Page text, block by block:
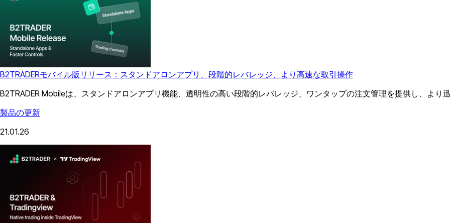
B2TRADERモバイル版リリース：スタンドアロンアプリ、段階的レバレッジ、より高速な取引操作
B2TRADER Mobileは、スタンドアロンアプリ機能、透明性の高い段階的レバレッジ、ワンタップの注文管理を提供し、より
製品の更新
21.01.26